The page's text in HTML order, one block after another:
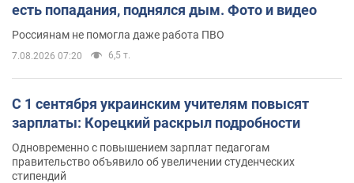
есть попадания, поднялся дым. Фото и видео
Россиянам не помогла даже работа ПВО
7.08.2026 07:20 6,5 т.
С 1 сентября украинским учителям повысят
зарплаты: Корецкий раскрыл подробности
Одновременно с повышением зарплат педагогам
правительство объявило об увеличении студенческих
стипендий